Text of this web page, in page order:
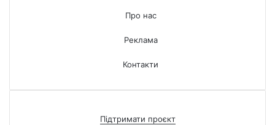
Про нас
Реклама
Контакти
Підтримати проєкт